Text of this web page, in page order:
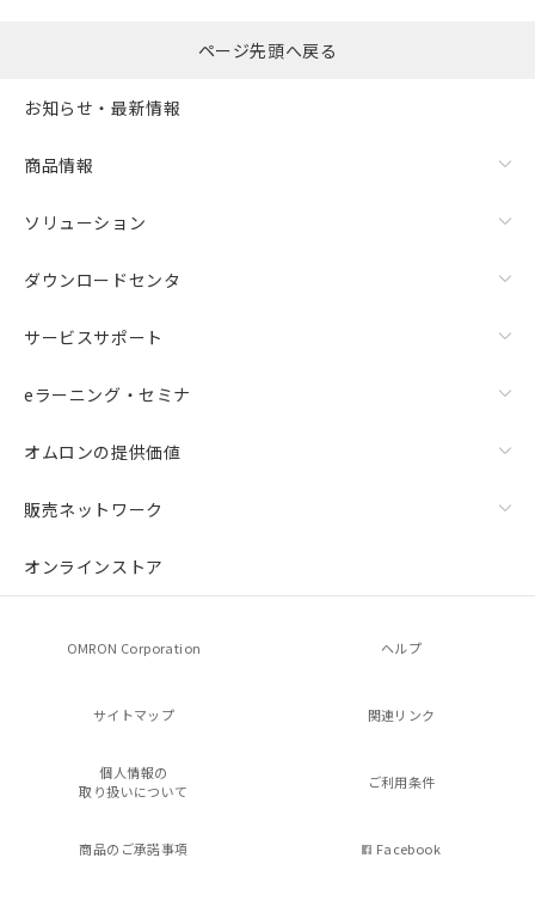
ページ先頭へ戻る
お知らせ・最新情報
商品情報
ソリューション
ダウンロードセンタ
サービスサポート
eラーニング・セミナ
オムロンの提供価値
販売ネットワーク
オンラインストア
OMRON Corporation ヘルプ
サイトマップ 関連リンク
個人情報の
取り扱いについて
ご利用条件
商品のご承諾事項 Facebook